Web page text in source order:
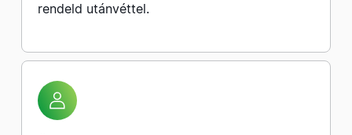
rendeld utánvéttel.